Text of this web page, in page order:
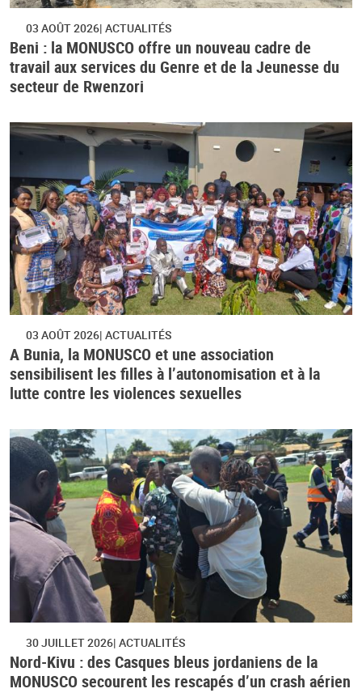
03 AOÛT 2026 ACTUALITÉS
Beni : la MONUSCO offre un nouveau cadre de
travail aux services du Genre et de la Jeunesse du
secteur de Rwenzori
03 AOÛT 2026 ACTUALITÉS
A Bunia, la MONUSCO et une association
sensibilisent les filles à l’autonomisation et à la
lutte contre les violences sexuelles
30 JUILLET 2026 ACTUALITÉS
Nord-Kivu : des Casques bleus jordaniens de la
MONUSCO secourent les rescapés d’un crash aérien